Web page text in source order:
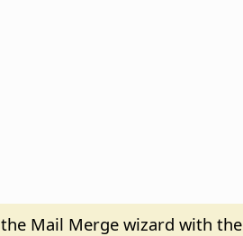
Mail Merge wizard with the